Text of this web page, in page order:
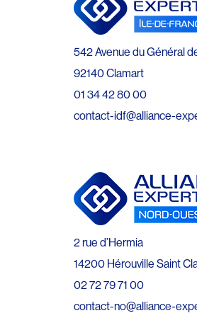
542 Avenue du Général
92140 Clamart
01 34 42 80 00
contact-idf@alliance-
2 rue d’Hermia
14200 Hérouville Saint
02 72 79 71 00
contact-no@alliance-